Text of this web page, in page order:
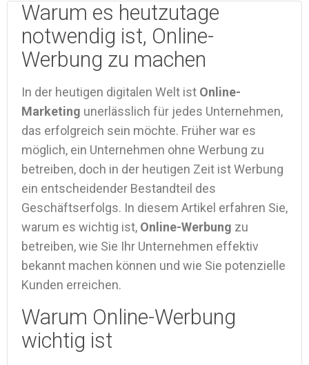
Warum es heutzutage
notwendig ist, Online-
Werbung zu machen
In der heutigen digitalen Welt ist Online-
Marketing unerlässlich für jedes Unternehmen,
das erfolgreich sein möchte. Früher war es
möglich, ein Unternehmen ohne Werbung zu
betreiben, doch in der heutigen Zeit ist Werbung
ein entscheidender Bestandteil des
Geschäftserfolgs. In diesem Artikel erfahren Sie,
warum es wichtig ist, Online-Werbung zu
betreiben, wie Sie Ihr Unternehmen effektiv
bekannt machen können und wie Sie potenzielle
Kunden erreichen.
Warum Online-Werbung
wichtig ist